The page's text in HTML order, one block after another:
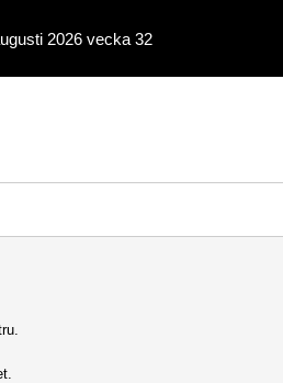
2026 vecka 32